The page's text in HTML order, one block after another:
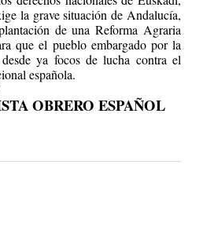
la grave situación de Andalucía,
de una Reforma Agraria
que el pueblo embargado por la
ya focos de lucha contra el
española.
OBRERO ESPAÑOL